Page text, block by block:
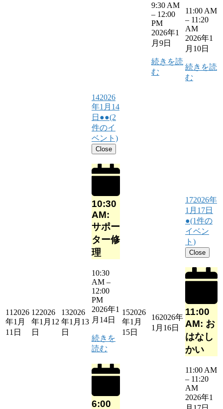
9:30 AM
– 12:00
PM
2026年1
月9日
続きを読
む
11:00 AM
– 11:20
AM
2026年1
月10日
続きを読
む
11 2026
年1月
11日
122026
年1月12
日
132026
年1月13
日
142026
年1月14
日 ●●(2
件のイ
ベント)
Close
10:30
AM:
サポー
ター修
理
10:30
AM –
12:00
PM
2026年1
月14日
続きを
読む
6:00
152026
年1月
15日
162026年
1月16日
172026年
1月17日
●(1件の
イベン
ト)
Close
11:00
AM: お
はなし
かい
11:00 AM
– 11:20
AM
2026年1